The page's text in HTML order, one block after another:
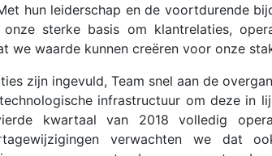
hun leiderschap en de voortdurende
sterke basis om klantrelaties,
we waarde kunnen creëren voor onze
zijn ingevuld, Team snel aan de
infrastructuur om deze in
kwartaal van 2018 volledig
verwachten we dat